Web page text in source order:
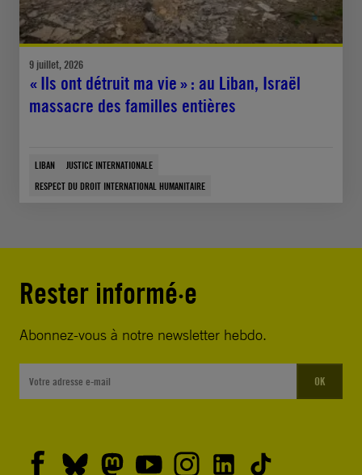
9 juillet, 2026
« Ils ont détruit ma vie » : au Liban, Israël
massacre des familles entières
LIBAN
JUSTICE INTERNATIONALE
RESPECT DU DROIT INTERNATIONAL HUMANITAIRE
Rester informé·e
Abonnez-vous à notre newsletter hebdo.
OK